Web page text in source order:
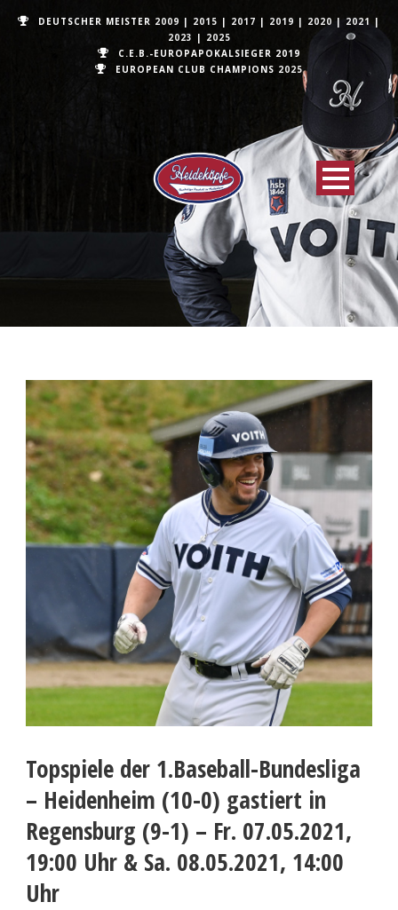
DEUTSCHER MEISTER 2009 | 2015 | 2017 | 2019 | 2020 | 2021 |
2023 | 2025
C.E.B.-EUROPAPOKALSIEGER 2019
EUROPEAN CLUB CHAMPIONS 2025
Topspiele der 1.Baseball-Bundesliga
– Heidenheim (10-0) gastiert in
Regensburg (9-1) – Fr. 07.05.2021,
19:00 Uhr & Sa. 08.05.2021, 14:00
Uhr